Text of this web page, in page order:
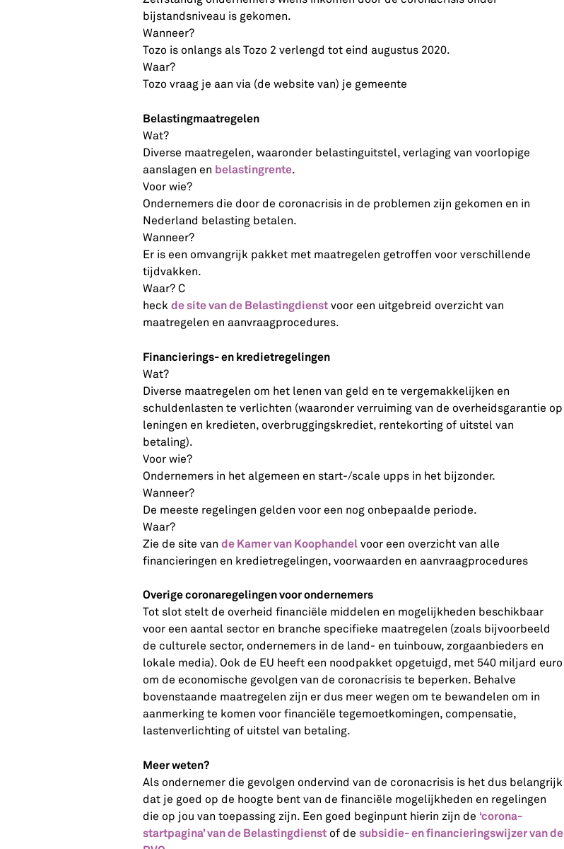
bijstandsniveau is gekomen.
Wanneer?
Tozo is onlangs als Tozo 2 verlengd tot eind augustus 2020.
Waar?
Tozo vraag je aan via (de website van) je gemeente
Belastingmaatregelen
Wat?
Diverse maatregelen, waaronder belastinguitstel, verlaging van voorlopige
aanslagen en belastingrente.
Voor wie?
Ondernemers die door de coronacrisis in de problemen zijn gekomen en in
Nederland belasting betalen.
Wanneer?
Er is een omvangrijk pakket met maatregelen getroffen voor verschillende
tijdvakken.
Waar? C
heck de site van de Belastingdienst voor een uitgebreid overzicht van
maatregelen en aanvraagprocedures.
Financierings- en kredietregelingen
Wat?
Diverse maatregelen om het lenen van geld en te vergemakkelijken en
schuldenlasten te verlichten (waaronder verruiming van de overheidsgarantie op
leningen en kredieten, overbruggingskrediet, rentekorting of uitstel van
betaling).
Voor wie?
Ondernemers in het algemeen en start-/scale upps in het bijzonder.
Wanneer?
De meeste regelingen gelden voor een nog onbepaalde periode.
Waar?
Zie de site van de Kamer van Koophandel voor een overzicht van alle
financieringen en kredietregelingen, voorwaarden en aanvraagprocedures
Overige coronaregelingen voor ondernemers
Tot slot stelt de overheid financiële middelen en mogelijkheden beschikbaar
voor een aantal sector en branche specifieke maatregelen (zoals bijvoorbeeld
de culturele sector, ondernemers in de land- en tuinbouw, zorgaanbieders en
lokale media). Ook de EU heeft een noodpakket opgetuigd, met 540 miljard euro
om de economische gevolgen van de coronacrisis te beperken. Behalve
bovenstaande maatregelen zijn er dus meer wegen om te bewandelen om in
aanmerking te komen voor financiële tegemoetkomingen, compensatie,
lastenverlichting of uitstel van betaling.
Meer weten?
Als ondernemer die gevolgen ondervind van de coronacrisis is het dus belangrijk
dat je goed op de hoogte bent van de financiële mogelijkheden en regelingen
die op jou van toepassing zijn. Een goed beginpunt hierin zijn de ‘corona-
startpagina’ van de Belastingdienst of de subsidie- en financieringswijzer van de